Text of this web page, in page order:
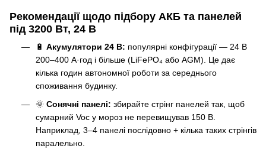
Рекомендації щодо підбору АКБ та панелей
під 3200 Вт, 24 В
🔋 Акумулятори 24 В: популярні конфігурації — 24 В
200–400 А·год і більше (LiFePO₄ або AGM). Це дає
кілька годин автономної роботи за середнього
споживання будинку.
🌞 Сонячні панелі: збирайте стрінг панелей так, щоб
сумарний Voc у мороз не перевищував 150 В.
Наприклад, 3–4 панелі послідовно + кілька таких стрінгів
паралельно.